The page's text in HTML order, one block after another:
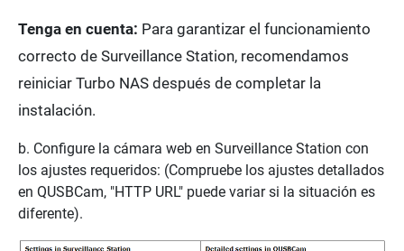
Tenga en cuenta: Para garantizar el funcionamiento
correcto de Surveillance Station, recomendamos
reiniciar Turbo NAS después de completar la
instalación.
b. Configure la cámara web en Surveillance Station con
los ajustes requeridos: (Compruebe los ajustes detallados
en QUSBCam, "HTTP URL" puede variar si la situación es
diferente).